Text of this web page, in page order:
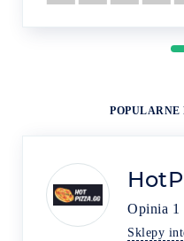
Opinia 1
Sklepy